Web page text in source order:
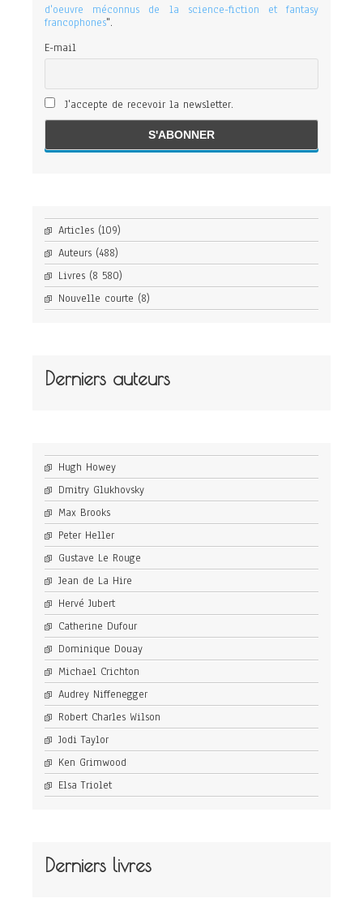
d'oeuvre méconnus de la science-fiction et fantasy
francophones".
E-mail
J'accepte de recevoir la newsletter.
Articles (109)
Auteurs (488)
Livres (8 580)
Nouvelle courte (8)
Derniers auteurs
Hugh Howey
Dmitry Glukhovsky
Max Brooks
Peter Heller
Gustave Le Rouge
Jean de La Hire
Hervé Jubert
Catherine Dufour
Dominique Douay
Michael Crichton
Audrey Niffenegger
Robert Charles Wilson
Jodi Taylor
Ken Grimwood
Elsa Triolet
Derniers livres